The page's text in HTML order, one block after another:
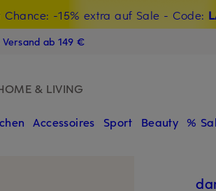
Chance: -15% extra auf Sale - Code:
Willkommensgutschein mit Beyond
ab 149 €
& LIVING
Accessoires Sport Beauty %